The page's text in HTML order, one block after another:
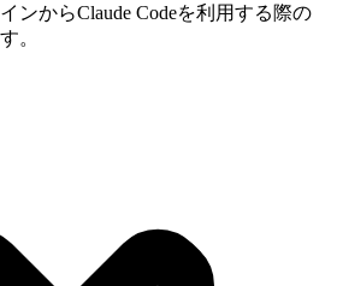
ンからClaude Codeを利用する際の
。